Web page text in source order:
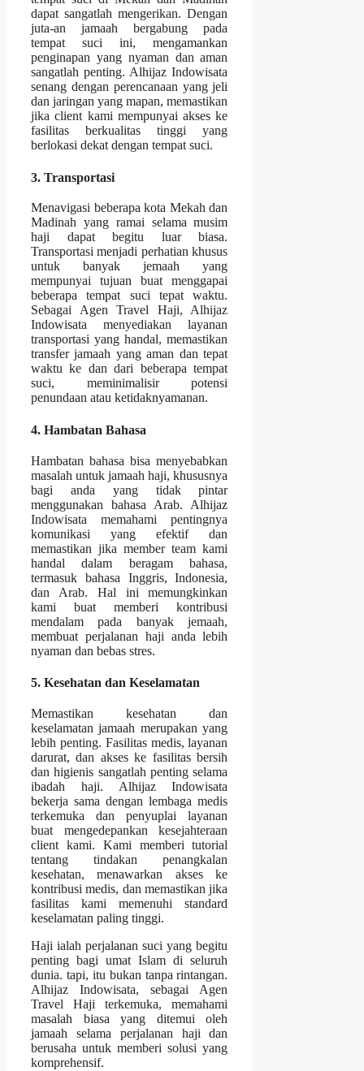
dapat sangatlah mengerikan. Dengan
juta-an jamaah bergabung pada
tempat suci ini, mengamankan
penginapan yang nyaman dan aman
sangatlah penting. Alhijaz Indowisata
senang dengan perencanaan yang jeli
dan jaringan yang mapan, memastikan
jika client kami mempunyai akses ke
fasilitas berkualitas tinggi yang
berlokasi dekat dengan tempat suci.
3. Transportasi
Menavigasi beberapa kota Mekah dan
Madinah yang ramai selama musim
haji dapat begitu luar biasa.
Transportasi menjadi perhatian khusus
untuk banyak jemaah yang
mempunyai tujuan buat menggapai
beberapa tempat suci tepat waktu.
Sebagai Agen Travel Haji, Alhijaz
Indowisata menyediakan layanan
transportasi yang handal, memastikan
transfer jamaah yang aman dan tepat
waktu ke dan dari beberapa tempat
suci, meminimalisir potensi
penundaan atau ketidaknyamanan.
4. Hambatan Bahasa
Hambatan bahasa bisa menyebabkan
masalah untuk jamaah haji, khususnya
bagi anda yang tidak pintar
menggunakan bahasa Arab. Alhijaz
Indowisata memahami pentingnya
komunikasi yang efektif dan
memastikan jika member team kami
handal dalam beragam bahasa,
termasuk bahasa Inggris, Indonesia,
dan Arab. Hal ini memungkinkan
kami buat memberi kontribusi
mendalam pada banyak jemaah,
membuat perjalanan haji anda lebih
nyaman dan bebas stres.
5. Kesehatan dan Keselamatan
Memastikan kesehatan dan
keselamatan jamaah merupakan yang
lebih penting. Fasilitas medis, layanan
darurat, dan akses ke fasilitas bersih
dan higienis sangatlah penting selama
ibadah haji. Alhijaz Indowisata
bekerja sama dengan lembaga medis
terkemuka dan penyuplai layanan
buat mengedepankan kesejahteraan
client kami. Kami memberi tutorial
tentang tindakan penangkalan
kesehatan, menawarkan akses ke
kontribusi medis, dan memastikan jika
fasilitas kami memenuhi standard
keselamatan paling tinggi.
Haji ialah perjalanan suci yang begitu
penting bagi umat Islam di seluruh
dunia. tapi, itu bukan tanpa rintangan.
Alhijaz Indowisata, sebagai Agen
Travel Haji terkemuka, memahami
masalah biasa yang ditemui oleh
jamaah selama perjalanan haji dan
berusaha untuk memberi solusi yang
komprehensif.